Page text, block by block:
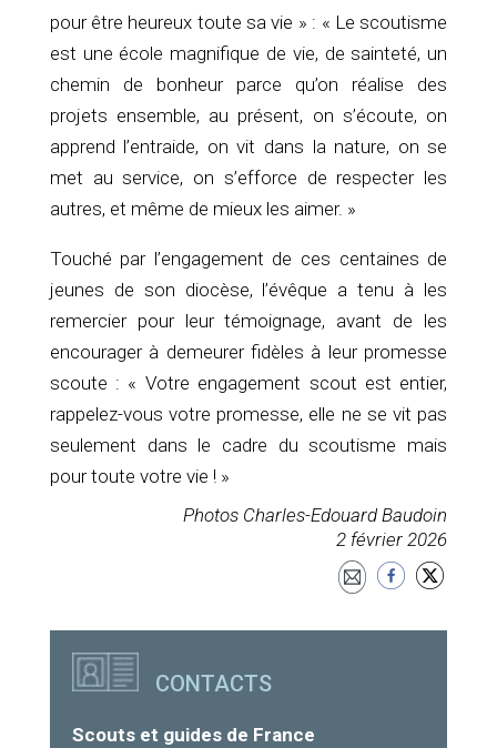
pour être heureux toute sa vie » : « Le scoutisme
est une école magnifique de vie, de sainteté, un
chemin de bonheur parce qu’on réalise des
projets ensemble, au présent, on s’écoute, on
apprend l’entraide, on vit dans la nature, on se
met au service, on s’efforce de respecter les
autres, et même de mieux les aimer. »
Touché par l’engagement de ces centaines de
jeunes de son diocèse, l’évêque a tenu à les
remercier pour leur témoignage, avant de les
encourager à demeurer fidèles à leur promesse
scoute : « Votre engagement scout est entier,
rappelez-vous votre promesse, elle ne se vit pas
seulement dans le cadre du scoutisme mais
pour toute votre vie ! »
Photos Charles-Edouard Baudoin
2 février 2026
CONTACTS
Scouts et guides de France